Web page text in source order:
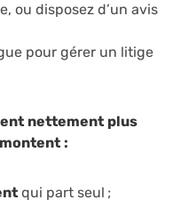
ou disposez d’un avis
pour gérer un litige
nettement plus
:
qui part seul ;